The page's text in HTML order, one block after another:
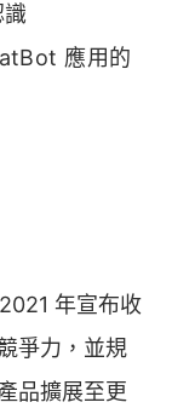
應用的
年宣布收
爭力，並規
品擴展至更